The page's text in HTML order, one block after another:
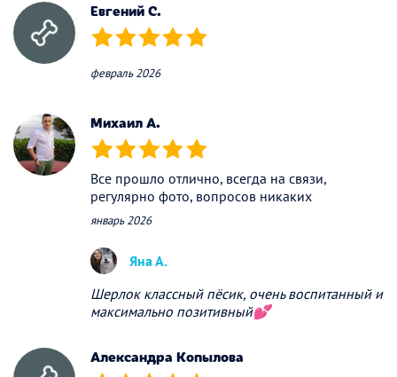
Евгений С.
(*) (*) (*) (*) (*)
февраль 2026
Михаил А.
(*) (*) (*) (*) (*)
Все прошло отлично, всегда на связи,
регулярно фото, вопросов никаких
январь 2026
Яна А.
Шерлок классный пёсик, очень воспитанный и
максимально позитивный💕
Александра Копылова